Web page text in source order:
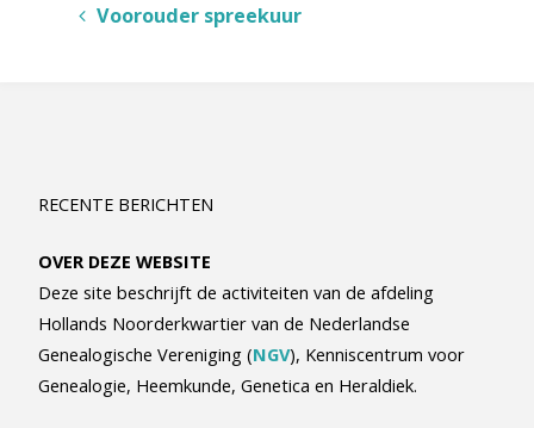
Voorouder spreekuur
RECENTE BERICHTEN
OVER DEZE WEBSITE
Deze site beschrijft de activiteiten van de afdeling
Hollands Noorderkwartier van de Nederlandse
Genealogische Vereniging (NGV), Kenniscentrum voor
Genealogie, Heemkunde, Genetica en Heraldiek.